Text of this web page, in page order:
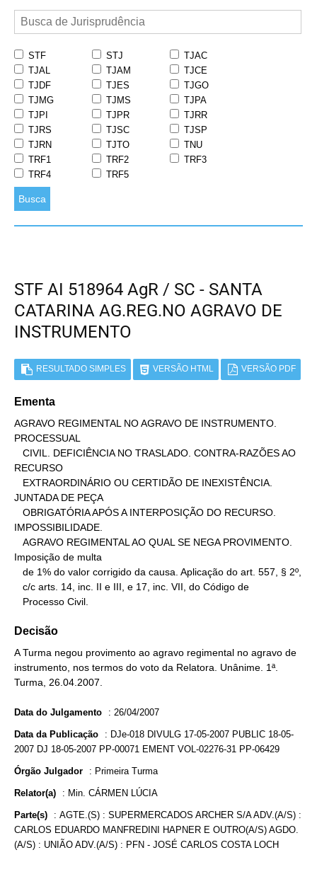
STF STJ
TJAC
TJAL
TJAM
TJCE
TJDF
TJES
TJGO
TJMG
TJMS
TJPA
TJPI
TJPR
TJRR
TJRS
TJSC
TJSP
TJRN
TJTO
TNU
TRF1
TRF2
TRF3
TRF4
TRF5
Busca
STF AI 518964 AgR / SC - SANTA
CATARINA AG.REG.NO AGRAVO DE
INSTRUMENTO
RESULTADO SIMPLES VERSÃO HTML VERSÃO PDF
Ementa
AGRAVO REGIMENTAL NO AGRAVO DE INSTRUMENTO.
PROCESSUAL
RECURSO
JUNTADA DE PEÇA
IMPOSSIBILIDADE.
Imposição de multa
   Processo Civil.
Decisão
A Turma negou provimento ao agravo regimental no agravo de
instrumento, nos termos do voto da Relatora. Unânime. 1ª.
Turma, 26.04.2007.
Data do Julgamento : 26/04/2007
Data da Publicação : DJe-018 DIVULG 17-05-2007 PUBLIC 18-05-
2007 DJ 18-05-2007 PP-00071 EMENT VOL-02276-31 PP-06429
Órgão Julgador : Primeira Turma
Relator(a) : Min. CÁRMEN LÚCIA
Parte(s) : AGTE.(S) : SUPERMERCADOS ARCHER S/A ADV.(A/S) :
CARLOS EDUARDO MANFREDINI HAPNER E OUTRO(A/S) AGDO.
(A/S) : UNIÃO ADV.(A/S) : PFN - JOSÉ CARLOS COSTA LOCH